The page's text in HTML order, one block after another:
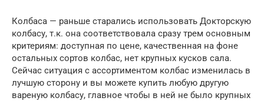
Колбаса — раньше старались использовать Докторскую
колбасу, т.к. она соответствовала сразу трем основным
критериям: доступная по цене, качественная на фоне
остальных сортов колбас, нет крупных кусков сала.
Сейчас ситуация с ассортиментом колбас изменилась в
лучшую сторону и вы можете купить любую другую
вареную колбасу, главное чтобы в ней не было крупных